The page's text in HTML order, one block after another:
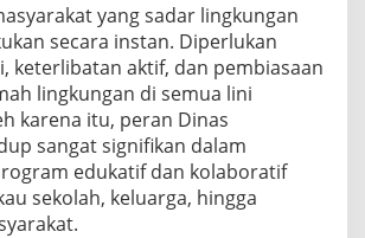
yang sadar lingkungan
secara instan. Diperlukan
keterlibatan aktif, dan pembiasaan
lingkungan di semua lini
karena itu, peran Dinas
sangat signifikan dalam
edukatif dan kolaboratif
sekolah, keluarga, hingga